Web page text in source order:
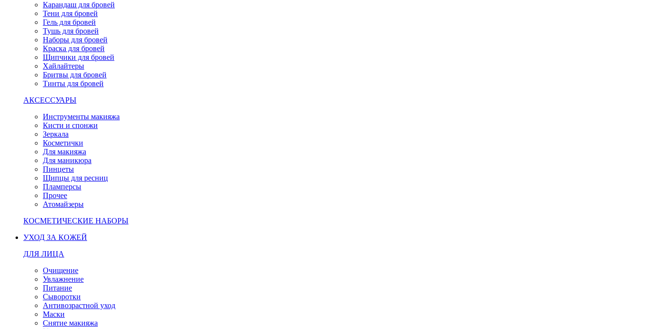
Карандаш для бровей
Тени для бровей
Гель для бровей
Тушь для бровей
Наборы для бровей
Краска для бровей
Щипчики для бровей
Хайлайтеры
Бритвы для бровей
Тинты для бровей
АКСЕССУАРЫ
Инструменты макияжа
Кисти и спонжи
Зеркала
Косметички
Для макияжа
Для маникюра
Пинцеты
Щипцы для ресниц
Пламперсы
Прочее
Атомайзеры
КОСМЕТИЧЕСКИЕ НАБОРЫ
УХОД ЗА КОЖЕЙ
ДЛЯ ЛИЦА
Очищение
Увлажнение
Питание
Сыворотки
Антивозрастной уход
Маски
Снятие макияжа